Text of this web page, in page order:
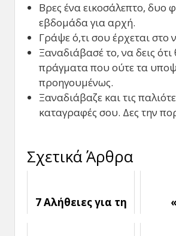
Βρες ένα εικοσάλεπτο, δυο
εβδομάδα για αρχή.
Γράψε ό,τι σου έρχεται στο
Ξαναδιάβασέ το, να δεις
πράγματα που ούτε τα
προηγουμένως.
Ξαναδιάβαζε και τις
καταγραφές σου. Δες την
Σχετικά Άρθρα
7 Αλήθειες για τη